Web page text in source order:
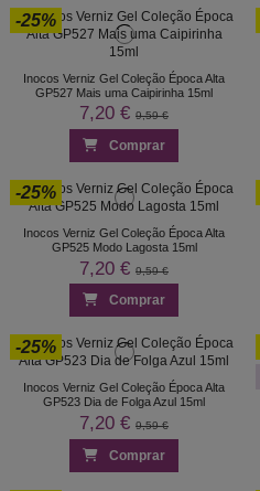
-25%
Inocos Verniz Gel Coleção Época Alta
GP527 Mais uma Caipirinha 15ml
7,20 € 9,59 €
Comprar
-25%
Inocos Verniz Gel Coleção Época Alta
GP525 Modo Lagosta 15ml
7,20 € 9,59 €
Comprar
-25%
Inocos Verniz Gel Coleção Época Alta
GP523 Dia de Folga Azul 15ml
7,20 € 9,59 €
Comprar